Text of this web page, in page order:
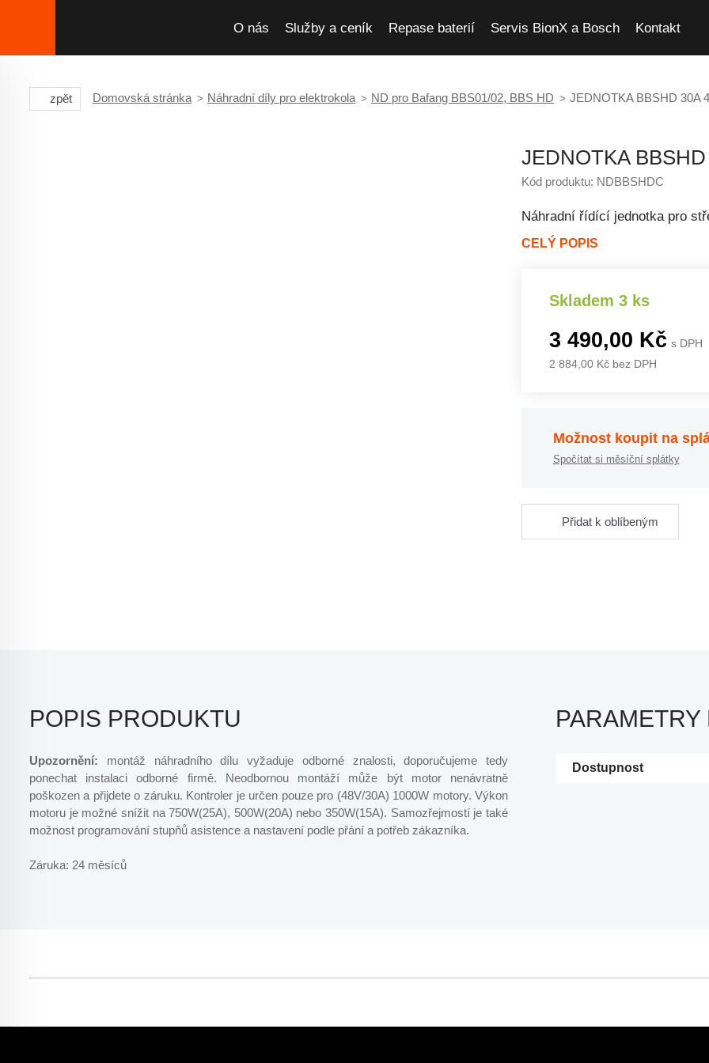
O nás Služby a ceník Repase baterií Servis BionX a Bosch Kontakt
zpět Domovská stránka Náhradní díly pro elektrokola ND pro Bafang BBS01/02, BBS HD JEDNOTKA BBSHD 30A
JEDNOTKA
Kód produktu: NDBBSHDC
Náhradní řídící jednotka pro
CELÝ POPIS
Skladem 3 ks
3 490,00 Kč s DPH
2 884,00 Kč bez DPH
Možnost koupit na
Spočítat si měsíční splátky
Přidat k oblíbeným
POPIS PRODUKTU
Upozornění: montáž náhradního dílu vyžaduje odborné znalosti, doporučujeme tedy
ponechat instalaci odborné firmě. Neodbornou montáží může být motor nenávratně
poškozen a přijdete o záruku. Kontroler je určen pouze pro (48V/30A) 1000W motory. Výkon
motoru je možné snížit na 750W(25A), 500W(20A) nebo 350W(15A). Samozřejmostí je také
možnost programování stupňů asistence a nastavení podle přání a potřeb zákazníka.
Záruka: 24 měsíců
Dostupnost